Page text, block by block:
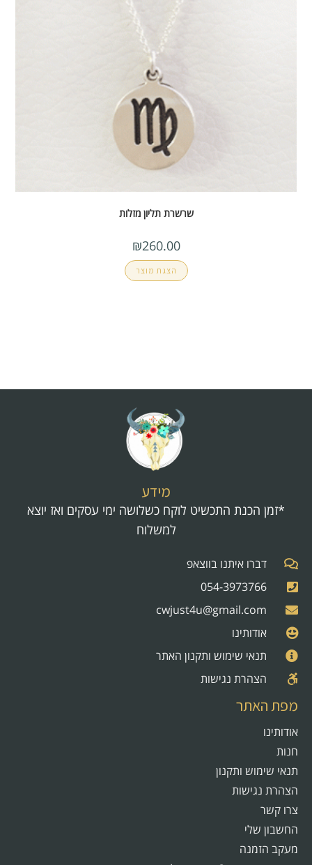
שרשרת תליון מזלות
₪260.00
הצגת מוצר
מידע
*זמן הכנת התכשיט לוקח כשלושה ימי עסקים ואז יוצא
למשלוח
דברו איתנו בווצאפ
054-3973766
cwjust4u@gmail.com
אודותינו
תנאי שימוש ותקנון האתר
הצהרת נגישות
מפת האתר
אודותינו
חנות
תנאי שימוש ותקנון
הצהרת נגישות
צרו קשר
החשבון שלי
מעקב הזמנה